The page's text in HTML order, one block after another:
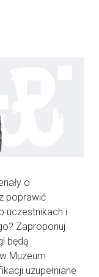
o
poprawić
uczestnikach i
Zaproponuj
będą
Muzeum
uzupełniane